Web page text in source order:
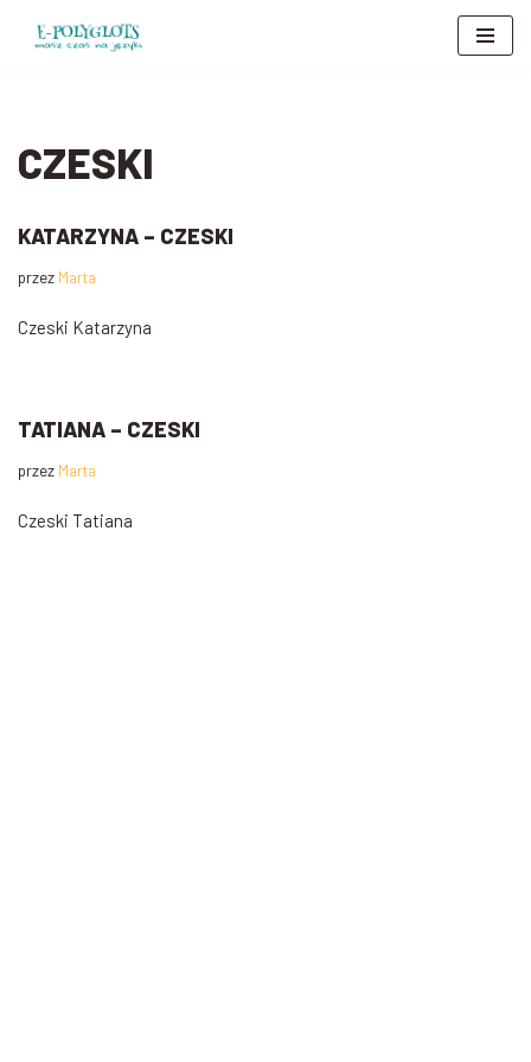
CZESKI
KATARZYNA – CZESKI
przez Marta
Czeski Katarzyna
TATIANA – CZESKI
przez Marta
Czeski Tatiana